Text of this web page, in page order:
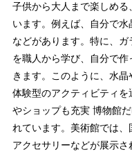
子供から大人まで楽しめ
います。例えば、自分で
などがあります。特に、
を職人から学び、自分で
きます。このように、水晶
体験型のアクティビティ
やショップも充実 博物館
れています。美術館では
アクセサリーなどが展示